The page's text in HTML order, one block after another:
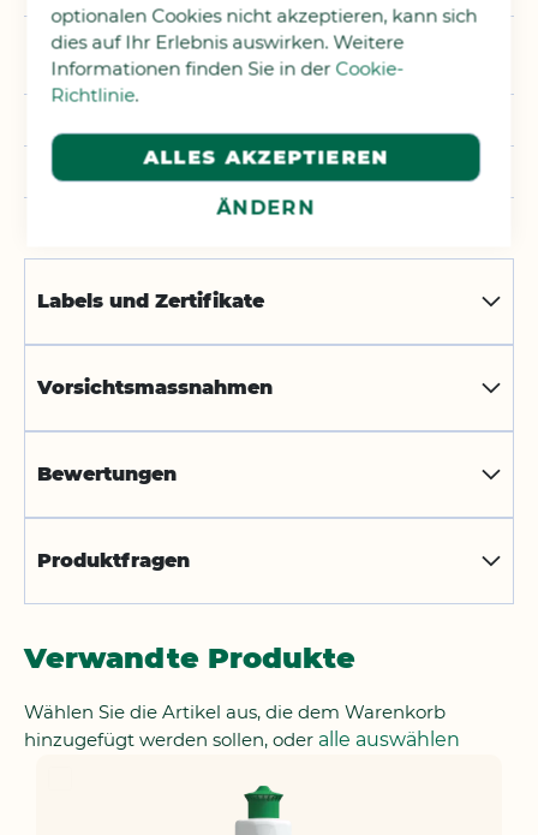
optionalen Cookies nicht akzeptieren, kann sich
dies auf Ihr Erlebnis auswirken. Weitere
Informationen finden Sie in der Cookie-
Richtlinie.
ALLES AKZEPTIEREN
ÄNDERN
Nachfüllung, Nicht an Tieren
getestet, Ökologisch
Nachfüllung
Labels und Zertifikate
Vorsichtsmassnahmen
Bewertungen
Produktfragen
Verwandte Produkte
Wählen Sie die Artikel aus, die dem Warenkorb
hinzugefügt werden sollen, oder alle auswählen